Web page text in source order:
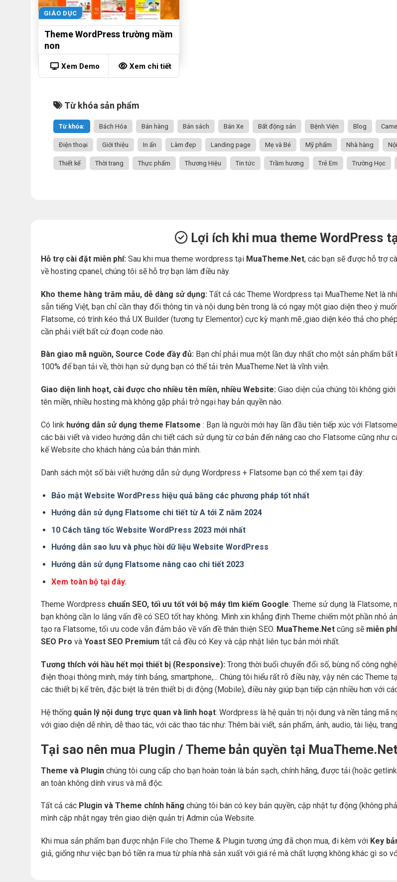
GIÁO DỤC
Theme WordPress trường mầm
non
Xem Demo Xem chi tiết
Từ khóa sản phẩm
Từ khóa: Bách Hóa Bán hàng Bán sách Bán Xe Bất động sản Bệnh Viện Blog
Điện thoại Giới thiệu In ấn Làm đẹp Landing page Mẹ và Bé Mỹ phẩm Nhà hàng
Thiết kế Thời trang Thực phẩm Thương Hiệu Tin tức Trầm hương Trẻ Em Trường Học
Lợi ích khi mua theme WordPress
Hỗ trợ cài đặt miễn phí: Sau khi mua theme wordpress tại MuaTheme.Net, các bạn sẽ được hỗ trợ
về hosting cpanel, chúng tôi sẽ hỗ trợ bạn làm điều này.
Kho theme hàng trăm mẫu, dễ dàng sử dụng: Tất cả các Theme Wordpress tại MuaTheme.Net là
sẵn tiếng Việt, bạn chỉ cần thay đổi thông tin và nội dung bên trong là có ngay một giao diện theo ý
Flatsome, có trình kéo thả UX Builder (tương tự Elementor) cực kỳ mạnh mẽ ,giao diện kéo thả cho
cần phải viết bất cứ đoạn code nào.
Bàn giao mã nguồn, Source Code đầy đủ: Bạn chỉ phải mua một lần duy nhất cho một sản phẩm
100% để bạn tải về, thời hạn sử dụng bạn có thể tải trên MuaTheme.Net là vĩnh viễn.
Giao diện linh hoạt, cài được cho nhiều tên miền, nhiều Website: Giao diện của chúng tôi không
tên miền, nhiều hosting mà không gặp phải trở ngại hay bản quyền nào.
Có link hướng dẫn sử dụng theme Flatsome : Bạn là người mới hay lần đầu tiên tiếp xúc với
các bài viết và video hướng dẫn chi tiết cách sử dụng từ cơ bản đến nâng cao cho Flatsome cũng như
kế Website cho khách hàng của bản thân mình.
Danh sách một số bài viết hướng dẫn sử dụng Wordpress + Flatsome bạn có thể xem tại đây:
Bảo mật Website WordPress hiệu quả bằng các phương pháp tốt nhất
Hướng dẫn sử dụng Flatsome chi tiết từ A tới Z năm 2024
10 Cách tăng tốc Website WordPress 2023 mới nhất
Hướng dẫn sao lưu và phục hồi dữ liệu Website WordPress
Hướng dẫn sử dụng Flatsome nâng cao chi tiết 2023
Xem toàn bộ tại đây.
Theme Wordpress chuẩn SEO, tối ưu tốt với bộ máy tìm kiếm Google: Theme sử dụng là Flatsome,
bạn không cần lo lắng vấn đề có SEO tốt hay không. Mình xin khẳng định Theme chiếm một phần nhỏ
tạo ra Flatsome, tối ưu code vẫn đảm bảo về vấn đề thân thiện SEO. MuaTheme.Net cũng sẽ miễn phí
SEO Pro và Yoast SEO Premium tất cả đều có Key và cập nhật liên tục bản mới nhất.
Tương thích với hầu hết mọi thiết bị (Responsive): Trong thời buổi chuyển đổi số, bùng nổ công
điện thoại thông minh, máy tính bảng, smartphone,... Chúng tôi hiểu rất rõ điều này, vậy nên các Theme
các thiết bị kể trên, đặc biệt là trên thiết bị di động (Mobile), điều này giúp bạn tiếp cận nhiều hơn với
Hệ thống quản lý nội dung trực quan và linh hoạt: Wordpress là hệ quản trị nội dung và nền tảng mã
với giao diện dễ nhìn, dễ thao tác, với các thao tác như: Thêm bài viết, sản phẩm, ảnh, audio, tài liệu,
Tại sao nên mua Plugin / Theme bản quyền tại
Theme và Plugin chúng tôi cung cấp cho bạn hoàn toàn là bản sạch, chính hãng, được tải (hoặc
an toàn không dính virus và mã độc.
Tất cả các Plugin và Theme chính hãng chúng tôi bán có key bản quyền, cập nhật tự động (không
mình cập nhật ngay trên giao diện quản trị Admin của Website.
Khi mua sản phẩm bạn được nhận File cho Theme & Plugin tương ứng đã chọn mua, đi kèm với Key
giả, giống như việc bạn bỏ tiền ra mua từ phía nhà sản xuất với giá rẻ mà chất lượng không khác gì so